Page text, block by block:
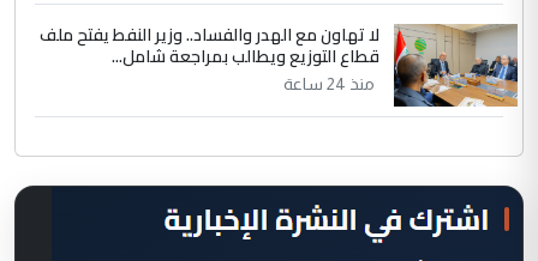
لا تهاون مع الهدر والفساد.. وزير النفط يفتح ملف
قطاع التوزيع ويطالب بمراجعة شامل...
منذ 24 ساعة